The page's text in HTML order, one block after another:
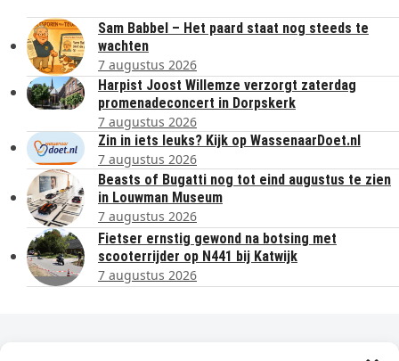
Sam Babbel – Het paard staat nog steeds te
wachten
7 augustus 2026
Harpist Joost Willemze verzorgt zaterdag
promenadeconcert in Dorpskerk
7 augustus 2026
Zin in iets leuks? Kijk op WassenaarDoet.nl
7 augustus 2026
Beasts of Bugatti nog tot eind augustus te zien
in Louwman Museum
7 augustus 2026
Fietser ernstig gewond na botsing met
scooterrijder op N441 bij Katwijk
7 augustus 2026